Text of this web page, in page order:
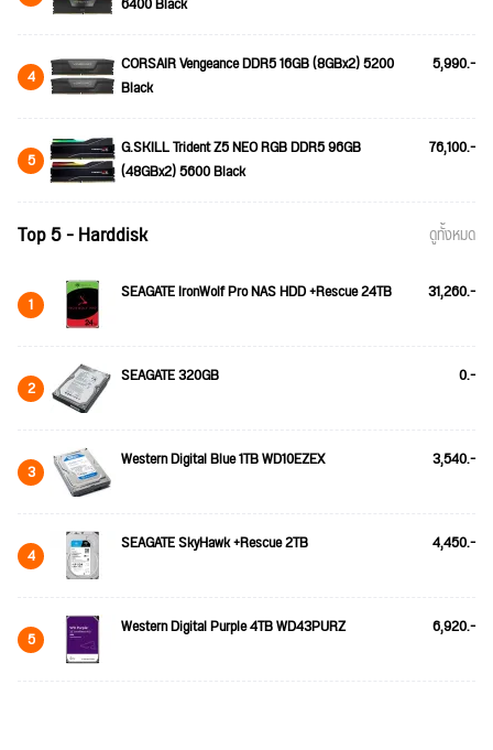
4
CORSAIR Vengeance DDR5 16GB (8GBx2) 5200
Black
5,990.-
5
G.SKILL Trident Z5 NEO RGB DDR5 96GB
(48GBx2) 5600 Black
76,100.-
Top 5 - Harddisk ดูทั้งหมด
1 SEAGATE IronWolf Pro NAS HDD +Rescue 24TB 31,260.-
2 SEAGATE 320GB 0.-
3 Western Digital Blue 1TB WD10EZEX 3,540.-
4 SEAGATE SkyHawk +Rescue 2TB 4,450.-
5 Western Digital Purple 4TB WD43PURZ 6,920.-